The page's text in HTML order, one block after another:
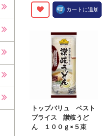
カートに追加
トップバリュ ベスト
プライス 讃岐うど
ん １００ｇ×５束